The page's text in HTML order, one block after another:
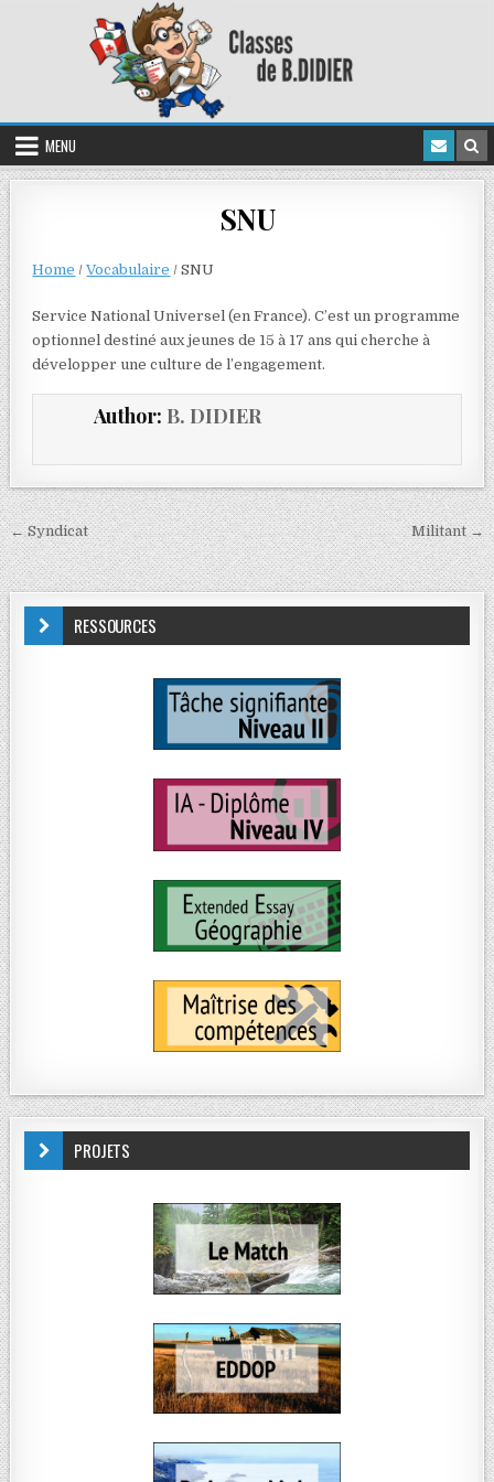
MENU
SNU
Home /Vocabulaire /SNU
Service National Universel (en France). C’est un programme
optionnel destiné aux jeunes de 15 à 17 ans qui cherche à
développer une culture de l’engagement.
Author: B. DIDIER
← Syndicat Militant →
RESSOURCES
PROJETS